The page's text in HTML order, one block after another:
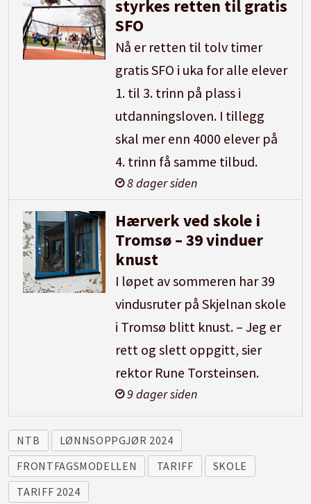
styrkes retten til gratis
SFO
Nå er retten til tolv timer
gratis SFO i uka for alle elever
1. til 3. trinn på plass i
utdanningsloven. I tillegg
skal mer enn 4000 elever på
4. trinn få samme tilbud.
8 dager siden
Hærverk ved skole i
Tromsø – 39 vinduer
knust
I løpet av sommeren har 39
vindusruter på Skjelnan skole
i Tromsø blitt knust. – Jeg er
rett og slett oppgitt, sier
rektor Rune Torsteinsen.
9 dager siden
NTB
LØNNSOPPGJØR 2024
FRONTFAGSMODELLEN
TARIFF
SKOLE
TARIFF 2024